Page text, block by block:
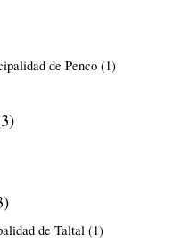
de Penco (1)
de Taltal (1)